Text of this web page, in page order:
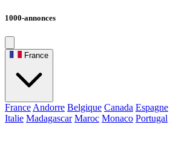
1000-annonces
France
France Andorre Belgique Canada Espagne
Italie Madagascar Maroc Monaco Portugal